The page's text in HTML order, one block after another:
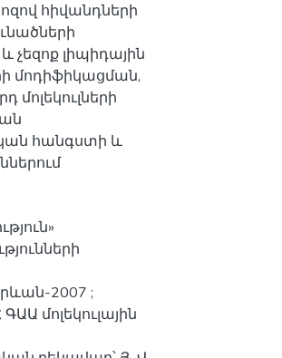
հիվանդների
չեզոք լիպիդային
մոդիֆիկացման,
մոլեկուլների
հանգստի և
2007 ;
մոլեկուլային